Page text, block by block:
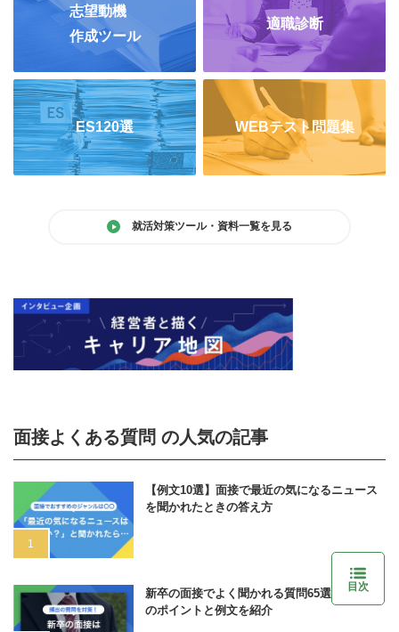
志望動機
作成ツール
適職診断
ES120選 WEBテスト問題集
就活対策ツール・資料一覧を見る
面接よくある質問 の人気の記事
【例文10選】面接で最近の気になるニュース
を聞かれたときの答え方
新卒の面接でよく聞かれる質問65選｜答え方
のポイントと例文を紹介
目次